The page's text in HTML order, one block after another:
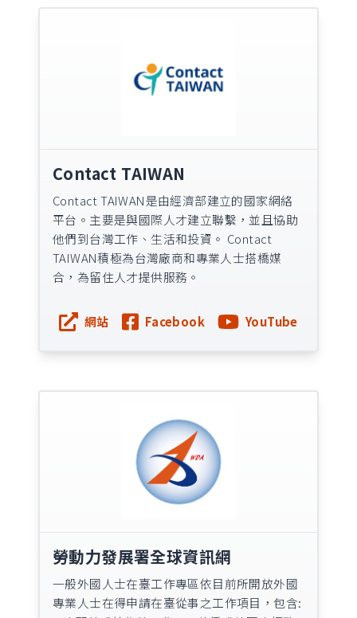
Contact TAIWAN
Contact TAIWAN是由經濟部建立的國家網絡
平台。主要是與國際人才建立聯繫，並且協助
他們到台灣工作、生活和投資。 Contact
TAIWAN積極為台灣廠商和專業人士搭橋媒
合，為留住人才提供服務。
網站 Facebook YouTube
勞動力發展署全球資訊網
一般外國人士在臺工作專區依目前所開放外國
專業人士在得申請在臺從事之工作項目，包含: